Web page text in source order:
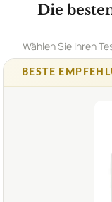
Die
Wählen Sie Ihren
BESTE